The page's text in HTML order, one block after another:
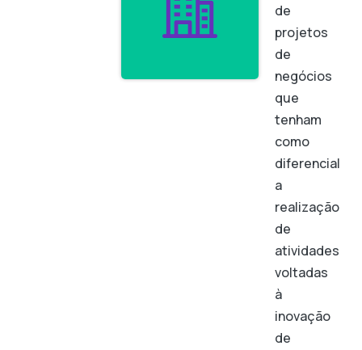
de
projetos
de
negócios
que
tenham
como
diferencial
a
realização
de
atividades
voltadas
à
inovação
de